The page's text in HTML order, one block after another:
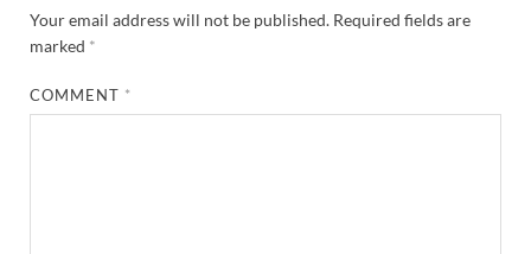
Your email address will not be published. Required fields are
marked *
COMMENT *